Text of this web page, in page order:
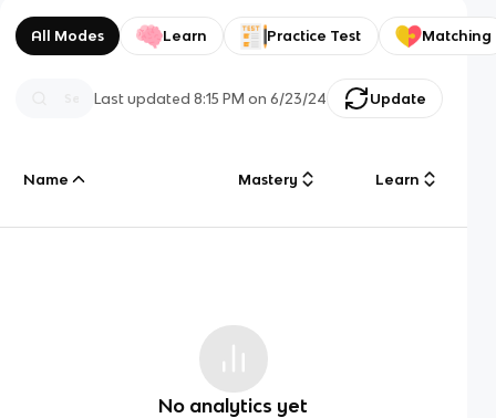
All Modes Learn Practice Test Matching
Last updated8:15 PM on 6/23/24 Update
Name Mastery Learn
No analytics yet